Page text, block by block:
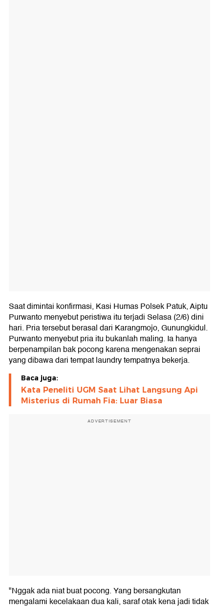
Saat dimintai konfirmasi, Kasi Humas Polsek Patuk, Aiptu
Purwanto menyebut peristiwa itu terjadi Selasa (2/6) dini
hari. Pria tersebut berasal dari Karangmojo, Gunungkidul.
Purwanto menyebut pria itu bukanlah maling. Ia hanya
berpenampilan bak pocong karena mengenakan seprai
yang dibawa dari tempat laundry tempatnya bekerja.
Baca juga:
Kata Peneliti UGM Saat Lihat Langsung Api
Misterius di Rumah Fia: Luar Biasa
ADVERTISEMENT
"Nggak ada niat buat pocong. Yang bersangkutan
mengalami kecelakaan dua kali, saraf otak kena jadi tidak